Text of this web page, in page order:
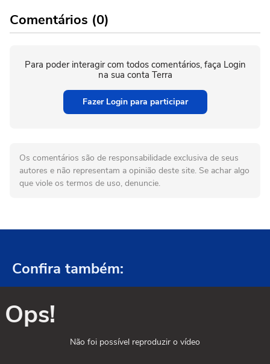
Comentários (0)
Para poder interagir com todos comentários, faça Login
na sua conta Terra
Fazer Login para participar
Os comentários são de responsabilidade exclusiva de seus
autores e não representam a opinião deste site. Se achar algo
que viole os termos de uso, denuncie.
Confira também:
Ops!
Não foi possível reproduzir o vídeo